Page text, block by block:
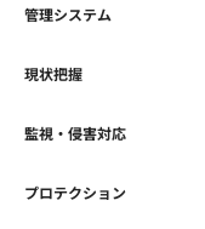
管理システム
現状把握
監視・侵害対応
プロテクション